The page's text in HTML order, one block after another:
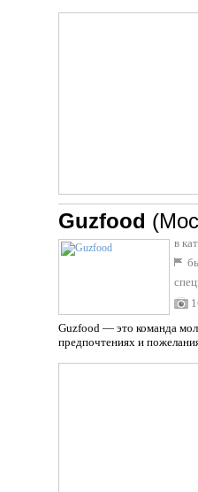
Guzfood
в
Guzfood — это команда
предпочтениях и